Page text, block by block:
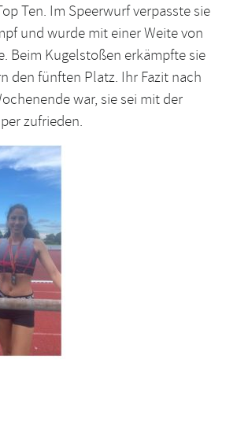
Ten. Im Speerwurf verpasste sie
und wurde mit einer Weite von
Beim Kugelstoßen erkämpfte sie
den fünften Platz. Ihr Fazit nach
war, sie sei mit der
zufrieden.